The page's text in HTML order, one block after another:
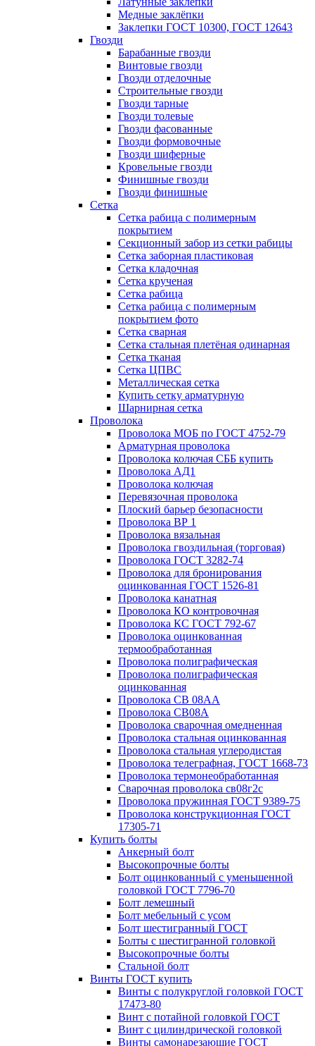
Медные заклёпки
Заклепки ГОСТ 10300, ГОСТ 12643
Гвозди
Барабанные гвозди
Винтовые гвозди
Гвозди отделочные
Строительные гвозди
Гвозди тарные
Гвозди толевые
Гвозди фасованные
Гвозди формовочные
Гвозди шиферные
Кровельные гвозди
Финишные гвозди
Гвозди финишные
Сетка
Сетка рабица с полимерным
покрытием
Секционный забор из сетки рабицы
Сетка заборная пластиковая
Сетка кладочная
Сетка крученая
Сетка рабица
Сетка рабица с полимерным
покрытием фото
Сетка сварная
Сетка стальная плетёная одинарная
Сетка тканая
Сетка ЦПВС
Металлическая сетка
Купить сетку арматурную
Шарнирная сетка
Проволока
Проволока МОБ по ГОСТ 4752-79
Арматурная проволока
Проволока колючая СББ купить
Проволока АД1
Проволока колючая
Перевязочная проволока
Плоский барьер безопасности
Проволока ВР 1
Проволока вязальная
Проволока гвоздильная (торговая)
Проволока ГОСТ 3282-74
Проволока для бронирования
оцинкованная ГОСТ 1526-81
Проволока канатная
Проволока КО контровочная
Проволока КС ГОСТ 792-67
Проволока оцинкованная
термообработанная
Проволока полиграфическая
Проволока полиграфическая
оцинкованная
Проволока СВ 08АА
Проволока СВ08А
Проволока сварочная омедненная
Проволока стальная оцинкованная
Проволока стальная углеродистая
Проволока телеграфная, ГОСТ 1668-73
Проволока термонеобработанная
Сварочная проволока св08г2с
Проволока пружинная ГОСТ 9389-75
Проволока конструкционная ГОСТ
17305-71
Купить болты
Анкерный болт
Высокопрочные болты
Болт оцинкованный с уменьшенной
головкой ГОСТ 7796-70
Болт лемешный
Болт мебельный с усом
Болт шестигранный ГОСТ
Болты с шестигранной головкой
Высокопрочные болты
Стальной болт
Винты ГОСТ купить
Винты с полукруглой головкой ГОСТ
17473-80
Винт с потайной головкой ГОСТ
Винт с цилиндрической головкой
Винты самонарезающие ГОСТ